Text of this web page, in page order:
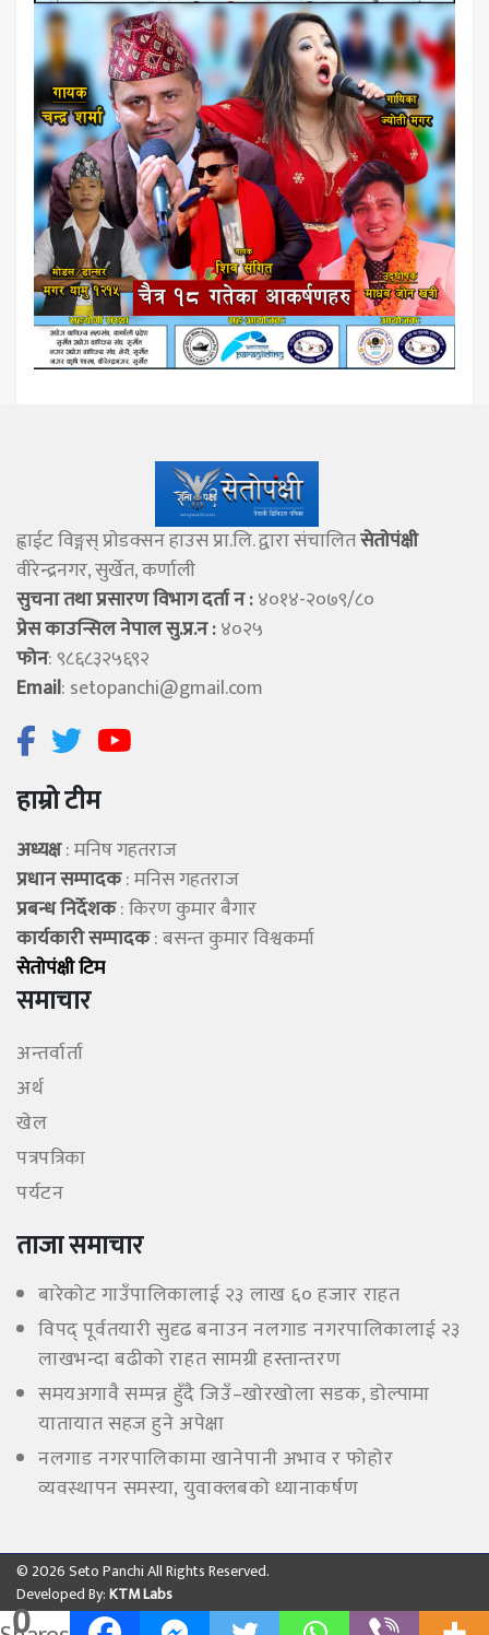
0
ह्वाईट विङ्गस् प्राेडक्सन हाउस प्रा.लि. द्वारा संचालितसेताेपंक्षी
वीरेन्द्रनगर, सुर्खेत, कर्णाली
सुचना तथा प्रसारण विभाग दर्ता न :४०१४-२०७९/८०
प्रेस काउन्सिल नेपाल सु.प्र.न :४०२५
फोन: ९८६८३२५६९२
Email: setopanchi@gmail.com
हाम्रो टीम
अध्यक्ष: मनिष गहतराज
प्रधान सम्पादक: मनिस गहतराज
प्रबन्ध निर्देशक: किरण कुमार बैगार
कार्यकारी सम्पादक: बसन्त कुमार विश्वकर्मा
सेताेपंक्षी टिम
समाचार
अन्तर्वार्ता
अर्थ
खेल
पत्रपत्रिका
पर्यटन
ताजा समाचार
बारेकोट गाउँपालिकालाई २३ लाख ६० हजार राहत
विपद् पूर्वतयारी सुदृढ बनाउन नलगाड नगरपालिकालाई २३
लाखभन्दा बढीको राहत सामग्री हस्तान्तरण
समयअगावै सम्पन्न हुँदै जिउँ–खोरखोला सडक, डोल्पामा
यातायात सहज हुने अपेक्षा
नलगाड नगरपालिकामा खानेपानी अभाव र फोहोर
व्यवस्थापन समस्या, युवाक्लबको ध्यानाकर्षण
© 2026 Seto Panchi All Rights Reserved.
Developed By:KTM Labs